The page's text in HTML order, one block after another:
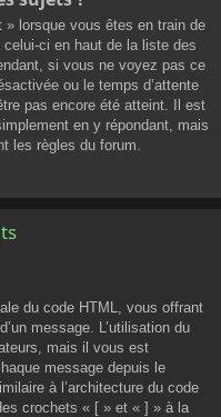
» lorsque vous êtes en train de
ci en haut de la liste des
si vous ne voyez pas ce
ou le temps d’attente
pas encore été atteint. Il est
en y répondant, mais
les règles du forum.
du code HTML, vous offrant
message. L’utilisation du
mais il vous est
message depuis le
à l’architecture du code
crochets « [ » et « ] » à la